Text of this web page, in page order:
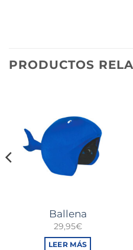
PRODUCTOS
Ballena
29,95€
LEER MÁS